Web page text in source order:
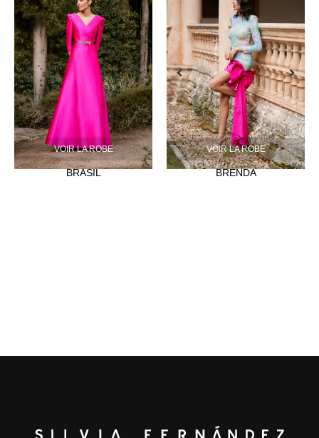
VOIR LA ROBE
BRASIL
VOIR LA ROBE
BRENDA